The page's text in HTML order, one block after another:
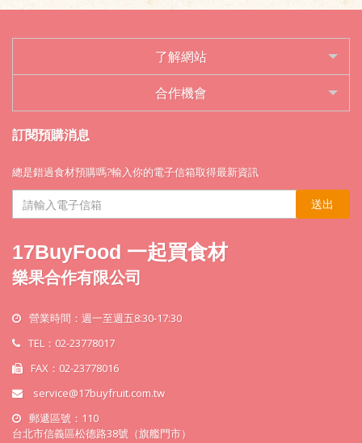
了解網站
合作機會
訂閱預購消息
總是錯過食材預購嗎?輸入你的電子信箱取得最新資訊
送出
17BuyFood 一起買食材
樂果合作有限公司
營業時間：週一至週五8:30-17:30
TEL：02-23778017
FAX：02-23778016
service@17buyfruit.com.tw
郵遞區號：110
台北市信義區松德路38號（旗艦門市）